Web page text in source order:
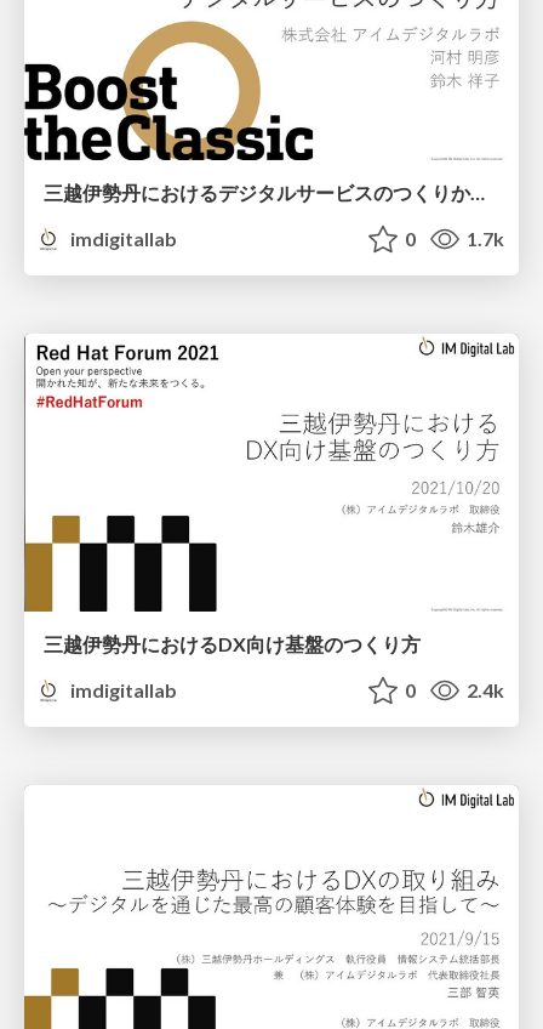
三越伊勢丹におけるデジタルサービスのつくりかた - JaSST Review'21
imdigitallab
0 1.7k
三越伊勢丹におけるDX向け基盤のつくり方
imdigitallab
0 2.4k